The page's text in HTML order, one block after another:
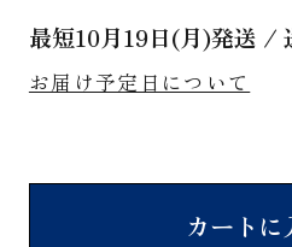
最短10月19日(月)発送 /
お届け予定日について
カートに